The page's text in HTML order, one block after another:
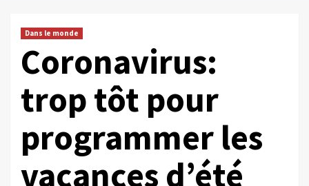
Dans le monde
Coronavirus:
trop tôt pour
programmer les
vacances d’été